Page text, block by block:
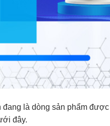
là dòng sản phẩm
đây.